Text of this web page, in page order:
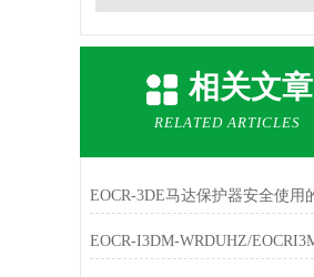
相关文章
RELATED ARTICLES